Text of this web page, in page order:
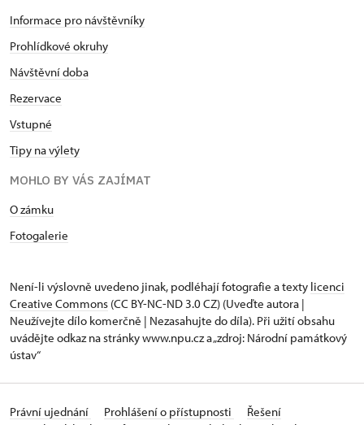
Informace pro návštěvníky
Prohlídkové okruhy
Návštěvní doba
Rezervace
Vstupné
Tipy na výlety
MOHLO BY VÁS ZAJÍMAT
O zámku
Fotogalerie
Není-li výslovně uvedeno jinak, podléhají fotografie a texty licenci
Creative Commons (CC BY-NC-ND 3.0 CZ) (Uveďte autora |
Neužívejte dílo komerčně | Nezasahujte do díla). Při užití obsahu
uvádějte odkaz na stránky www.npu.cz a „zdroj: Národní památkový
ústav“
Právní ujednání Prohlášení o přístupnosti
Řešení